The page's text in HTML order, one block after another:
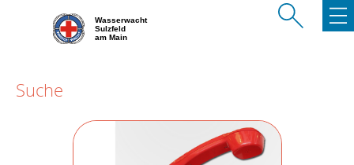
Wasserwacht
Sulzfeld
am Main
Suche